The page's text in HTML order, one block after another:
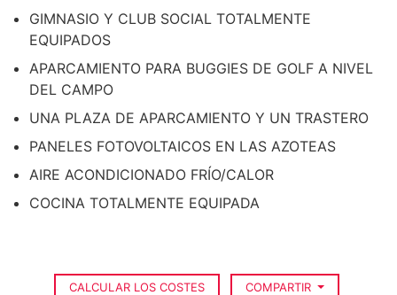
GIMNASIO Y CLUB SOCIAL TOTALMENTE
EQUIPADOS
APARCAMIENTO PARA BUGGIES DE GOLF A NIVEL
DEL CAMPO
UNA PLAZA DE APARCAMIENTO Y UN TRASTERO
PANELES FOTOVOLTAICOS EN LAS AZOTEAS
AIRE ACONDICIONADO FRÍO/CALOR
COCINA TOTALMENTE EQUIPADA
CALCULAR LOS COSTES COMPARTIR